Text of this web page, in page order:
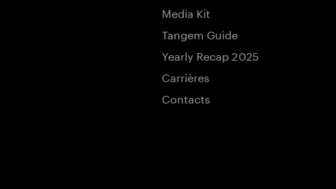
Media Kit
Tangem Guide
Yearly Recap 2025
Carrières
Contacts